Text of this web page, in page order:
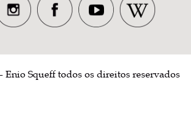
Enio Squeff todos os direitos reservados